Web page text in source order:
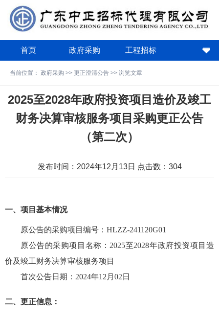
首页 政府采购 工程招标
政策法规 关于中正 下载中心
当前位置： 政府采购 >> 更正澄清公告 >> 浏览文章
2025至2028年政府投资项目造价及竣工
财务决算审核服务项目采购更正公告
（第二次）
发布时间：2024年12月13日 点击数： 304
一、项目基本情况
原公告的采购项目编号：HLZZ-241120G01
原公告的采购项目名称：2025至2028年政府投资项目造
价及竣工财务决算审核服务项目
首次公告日期：2024年12月02日
二、更正信息：